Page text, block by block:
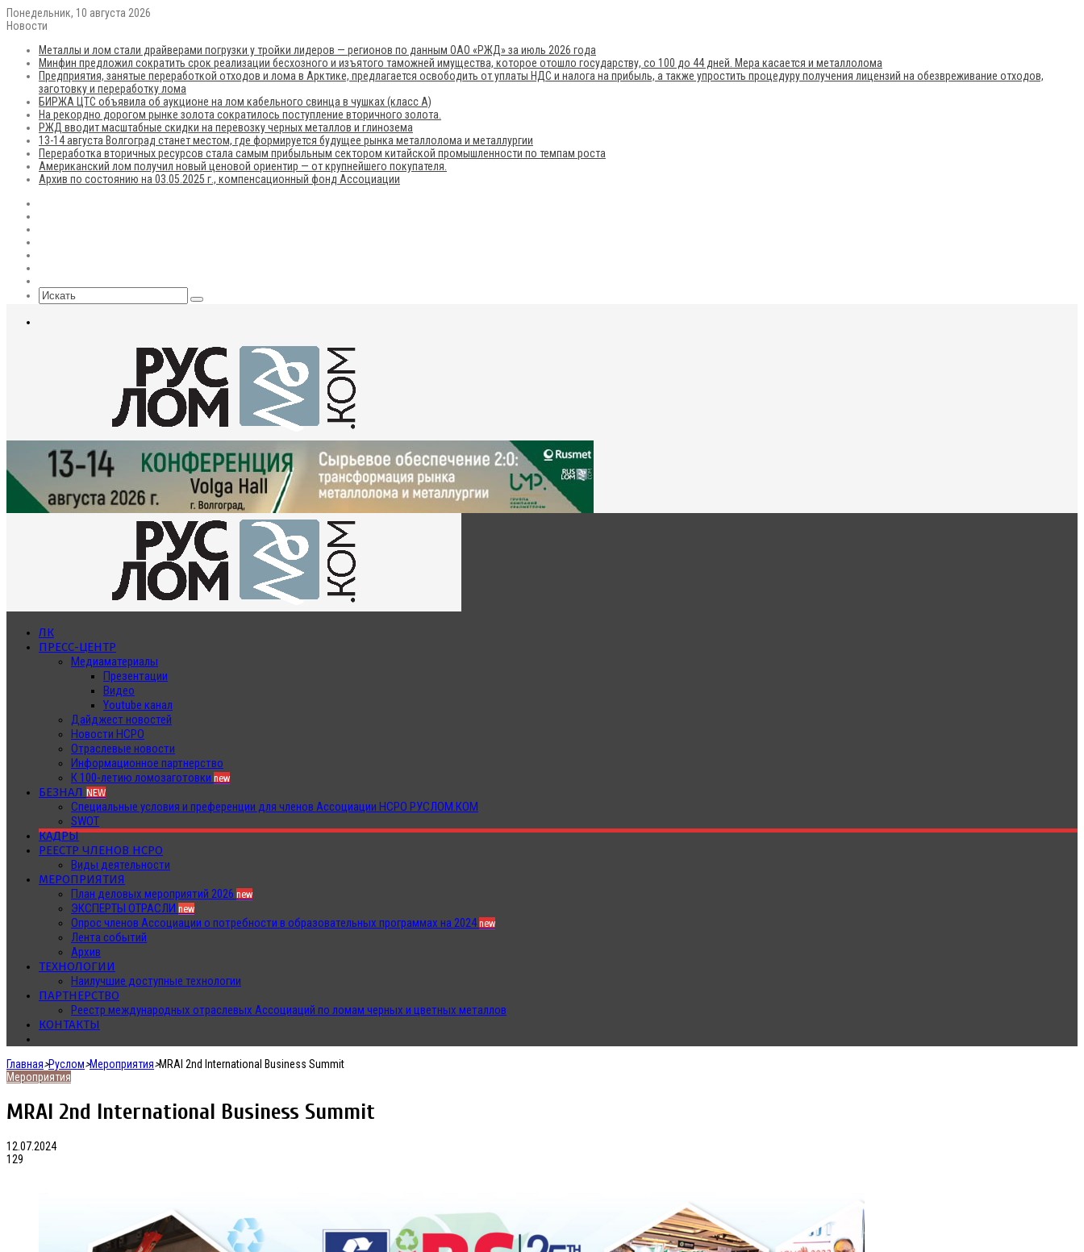
Понедельник, 10 августа 2026
Новости
Металлы и лом стали драйверами погрузки у тройки лидеров — регионов по данным ОАО «РЖД» за июль 2026 года
Минфин предложил сократить срок реализации бесхозного и изъятого таможней имущества, которое отошло государству, со 100 до 44 дней. Мера касается и металлолома
Предприятия, занятые переработкой отходов и лома в Арктике, предлагается освободить от уплаты НДС и налога на прибыль, а также упростить процедуру получения лицензий на обезвреживание отходов,
заготовку и переработку лома
БИРЖА ЦТС объявила об аукционе на лом кабельного свинца в чушках (класс А)
На рекордно дорогом рынке золота сократилось поступление вторичного золота.
РЖД вводит масштабные скидки на перевозку черных металлов и глинозема
13-14 августа Волгоград станет местом, где формируется будущее рынка металлолома и металлургии
Переработка вторичных ресурсов стала самым прибыльным сектором китайской промышленности по темпам роста
Американский лом получил новый ценовой ориентир — от крупнейшего покупателя.
Архив по состоянию на 03.05.2025 г., компенсационный фонд Ассоциации
Искать
ЛК
ПРЕСС-ЦЕНТР
Медиаматериалы
Презентации
Видео
Youtube канал
Дайджест новостей
Новости НСРО
Отраслевые новости
Информационное партнерство
К 100-летию ломозаготовки new
БЕЗНАЛ NEW
Специальные условия и преференции для членов Ассоциации НСРО РУСЛОМ.КОМ
SWOT
КАДРЫ
РЕЕСТР ЧЛЕНОВ НСРО
Виды деятельности
МЕРОПРИЯТИЯ
План деловых мероприятий 2026 new
ЭКСПЕРТЫ ОТРАСЛИ new
Опрос членов Ассоциации о потребности в образовательных программах на 2024new
Лента событий
Архив
ТЕХНОЛОГИИ
Наилучшие доступные технологии
ПАРТНЕРСТВО
Реестр международных отраслевых Ассоциаций по ломам черных и цветных металлов
КОНТАКТЫ
Главная>Руслом>Мероприятия>MRAI 2nd International Business Summit
Мероприятия
MRAI 2nd International Business Summit
12.07.2024
129